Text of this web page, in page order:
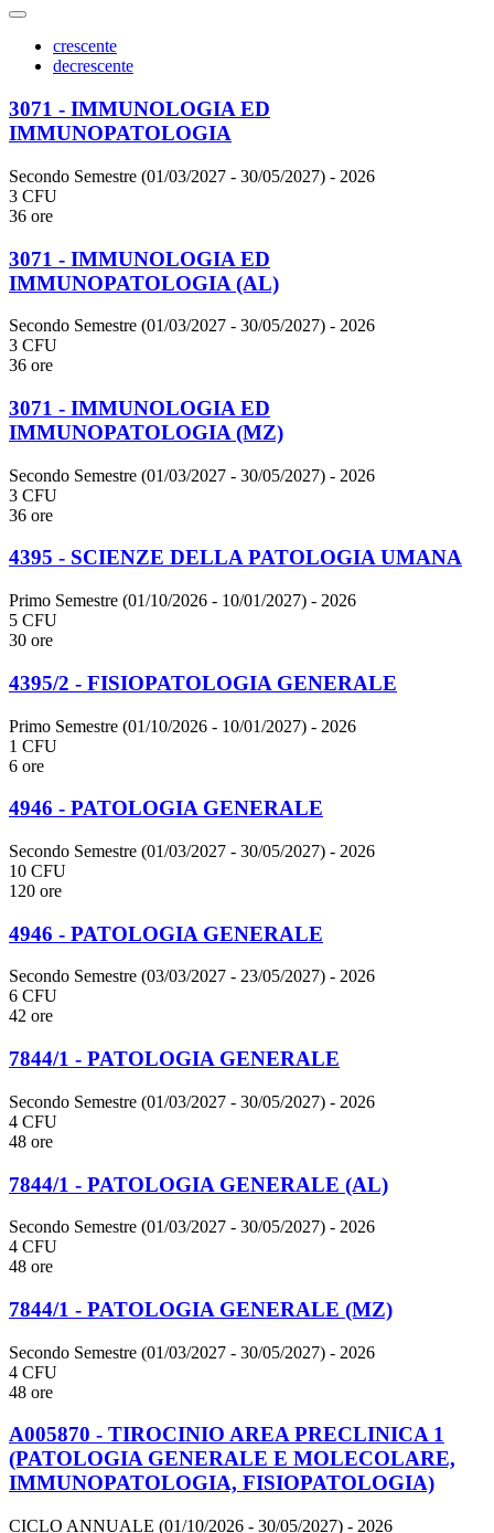
crescente
decrescente
3071 - IMMUNOLOGIA ED
IMMUNOPATOLOGIA
Secondo Semestre (01/03/2027 - 30/05/2027) - 2026
3 CFU
36 ore
3071 - IMMUNOLOGIA ED
IMMUNOPATOLOGIA (AL)
Secondo Semestre (01/03/2027 - 30/05/2027) - 2026
3 CFU
36 ore
3071 - IMMUNOLOGIA ED
IMMUNOPATOLOGIA (MZ)
Secondo Semestre (01/03/2027 - 30/05/2027) - 2026
3 CFU
36 ore
4395 - SCIENZE DELLA PATOLOGIA UMANA
Primo Semestre (01/10/2026 - 10/01/2027) - 2026
5 CFU
30 ore
4395/2 - FISIOPATOLOGIA GENERALE
Primo Semestre (01/10/2026 - 10/01/2027) - 2026
1 CFU
6 ore
4946 - PATOLOGIA GENERALE
Secondo Semestre (01/03/2027 - 30/05/2027) - 2026
10 CFU
120 ore
4946 - PATOLOGIA GENERALE
Secondo Semestre (03/03/2027 - 23/05/2027) - 2026
6 CFU
42 ore
7844/1 - PATOLOGIA GENERALE
Secondo Semestre (01/03/2027 - 30/05/2027) - 2026
4 CFU
48 ore
7844/1 - PATOLOGIA GENERALE (AL)
Secondo Semestre (01/03/2027 - 30/05/2027) - 2026
4 CFU
48 ore
7844/1 - PATOLOGIA GENERALE (MZ)
Secondo Semestre (01/03/2027 - 30/05/2027) - 2026
4 CFU
48 ore
A005870 - TIROCINIO AREA PRECLINICA 1
(PATOLOGIA GENERALE E MOLECOLARE,
IMMUNOPATOLOGIA, FISIOPATOLOGIA)
CICLO ANNUALE (01/10/2026 - 30/05/2027) - 2026